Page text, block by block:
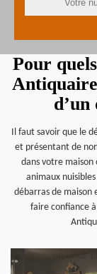
Pour
Il faut savoir que le
et présentant de
dans votre maison
animaux
débarras de maison
faire confiance
en savoir